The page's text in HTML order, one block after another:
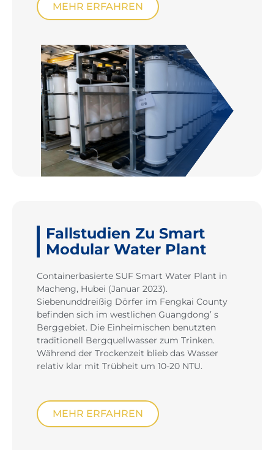
MEHR ERFAHREN
Fallstudien Zu Smart
Modular Water Plant
Containerbasierte SUF Smart Water Plant in
Macheng, Hubei (Januar 2023).
Siebenunddreißig Dörfer im Fengkai County
befinden sich im westlichen Guangdong’ s
Berggebiet. Die Einheimischen benutzten
traditionell Bergquellwasser zum Trinken.
Während der Trockenzeit blieb das Wasser
relativ klar mit Trübheit um 10-20 NTU.
MEHR ERFAHREN